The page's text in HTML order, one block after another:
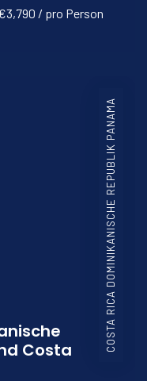
/ pro Person
COSTA RICA DOMINIKANISCHE REPUBLIK PANAMA
Costa